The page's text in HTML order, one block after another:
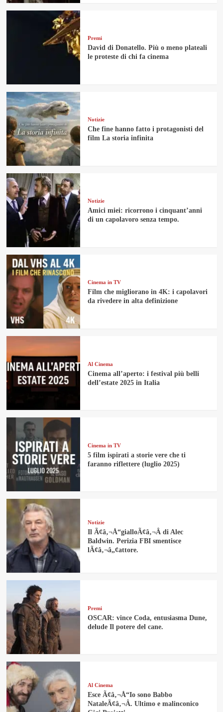
Premi
David di Donatello. Più o meno plateali
le proteste di chi fa cinema
Notizie
Che fine hanno fatto i protagonisti del
film La storia infinita
Notizie
Amici miei: ricorrono i cinquant’anni
di un capolavoro senza tempo.
Cinema in TV
Film che migliorano in 4K: i capolavori
da rivedere in alta definizione
Al Cinema
Cinema all’aperto: i festival più belli
dell’estate 2025 in Italia
Cinema in TV
5 film ispirati a storie vere che ti
faranno riflettere (luglio 2025)
Notizie
Il Ã¢â‚¬Å“gialloÃ¢â‚¬Â di Alec
Baldwin. Perizia FBI smentisce
lÃ¢â‚¬â„¢attore.
Premi
OSCAR: vince Coda, entusiasma Dune,
delude Il potere del cane.
Al Cinema
Esce Ã¢â‚¬Å“Io sono Babbo
NataleÃ¢â‚¬Â. Ultimo e malinconico